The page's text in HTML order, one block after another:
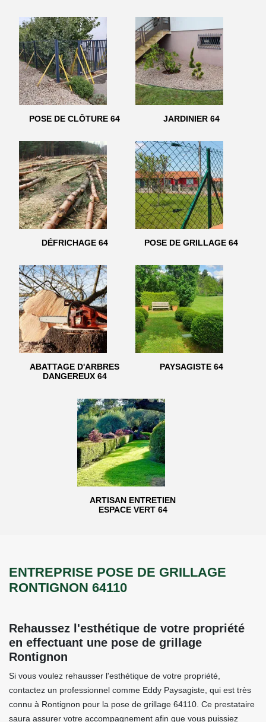
POSE DE CLÔTURE 64 JARDINIER 64
DÉFRICHAGE 64 POSE DE GRILLAGE 64
ABATTAGE D'ARBRES
DANGEREUX 64
PAYSAGISTE 64
ARTISAN ENTRETIEN
ESPACE VERT 64
ENTREPRISE POSE DE GRILLAGE
RONTIGNON 64110
Rehaussez l'esthétique de votre propriété
en effectuant une pose de grillage
Rontignon
Si vous voulez rehausser l'esthétique de votre propriété,
contactez un professionnel comme Eddy Paysagiste, qui est très
connu à Rontignon pour la pose de grillage 64110. Ce prestataire
saura assurer votre accompagnement afin que vous puissiez